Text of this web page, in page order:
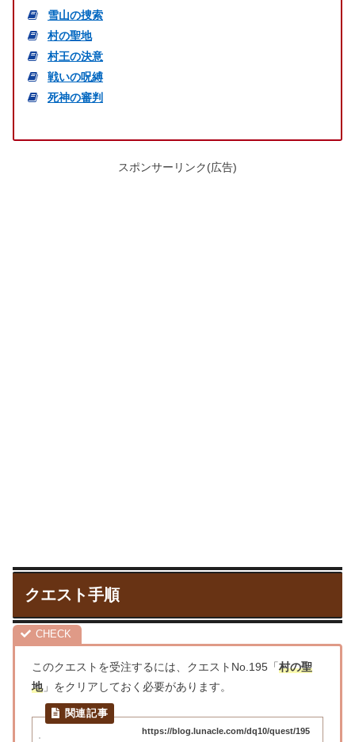
雪山の捜索
村の聖地
村王の決意
戦いの呪縛
死神の審判
スポンサーリンク(広告)
クエスト手順
このクエストを受注するには、クエストNo.195「村の聖
地」をクリアしておく必要があります。
https://blog.lunacle.com/dq10/quest/195